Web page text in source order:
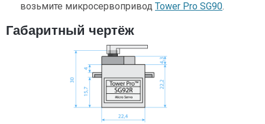
возьмите микросервопривод Tower Pro SG90.
Габаритный чертёж